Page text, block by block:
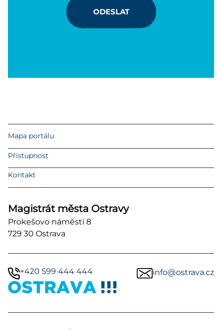
ODESLAT
Mapa portálu
Přístupnost
Kontakt
Magistrát města Ostravy
Prokešovo náměstí 8
729 30 Ostrava
+420 599 444 444 info@ostrava.cz